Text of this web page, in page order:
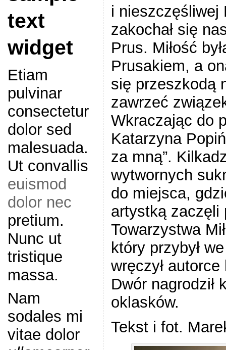
text
widget
Etiam
pulvinar
consectetur
dolor sed
malesuada.
Ut convallis
euismod
dolor nec
pretium.
Nunc ut
tristique
massa.
Nam
sodales mi
vitae dolor
i nieszczęśliwej
zakochał się
Prus. Miłość
Prusakiem, a
się przeszkodą
zawrzeć
Wkraczając do
Katarzyna
za mną”.
wytwornych
do miejsca,
artystką zaczęli
Towarzystwa
który przybył
wręczył
Dwór nagrodził
oklasków.
Tekst i fot.